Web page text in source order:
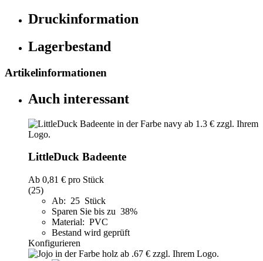
Druckinformation
Lagerbestand
Artikelinformationen
Auch interessant
LittleDuck Badeente
Ab 0,81 € pro Stück
(25)
Ab: 25 Stück
Sparen Sie bis zu 38%
Material: PVC
Bestand wird geprüft
Konfigurieren